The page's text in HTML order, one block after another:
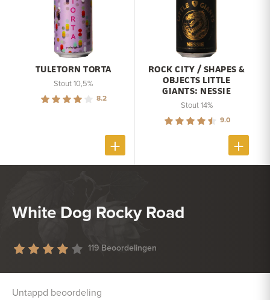
TULETORN TORTA
Stout 10,5%
8.2
ROCK CITY / SHAPES &
OBJECTS LITTLE
GIANTS: NESSIE
Stout 14%
9.0
White Dog Rocky Road
119 Beoordelingen
Untappd beoordeling